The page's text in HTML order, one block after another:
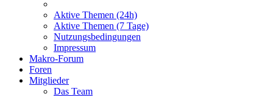
Aktive Themen (24h)
Aktive Themen (7 Tage)
Nutzungsbedingungen
Impressum
Makro-Forum
Foren
Mitglieder
Das Team